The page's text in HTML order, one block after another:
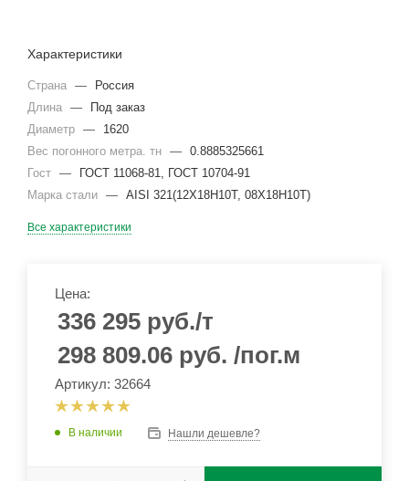
Характеристики
Страна —
Россия
Длина —
Под заказ
Диаметр —
1620
Вес погонного метра. тн — 0.8885325661
Гост —
ГОСТ 11068-81, ГОСТ 10704-91
Марка стали — AISI 321(12Х18Н10Т, 08Х18Н10Т)
Все характеристики
Цена:
336 295 руб./т
298 809.06 руб. /пог.м
Артикул: 32664
В наличии Нашли дешевле?